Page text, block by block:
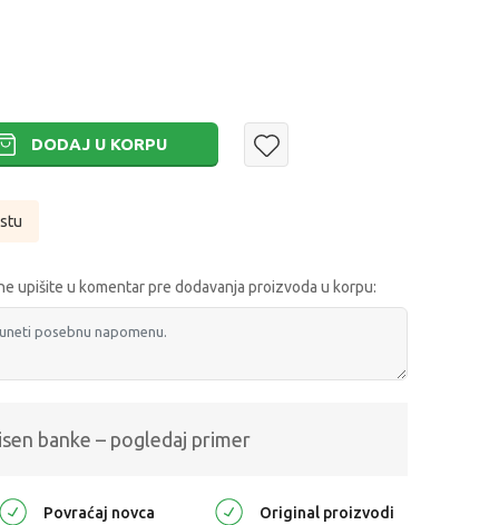
DODAJ U KORPU
upišite u komentar pre dodavanja proizvoda u korpu:
banke – pogledaj primer
Povraćaj novca Original proizvodi